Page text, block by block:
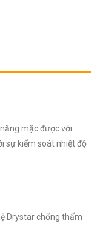
mặc được với
sự kiểm soát nhiệt độ
Drystar chống thấm